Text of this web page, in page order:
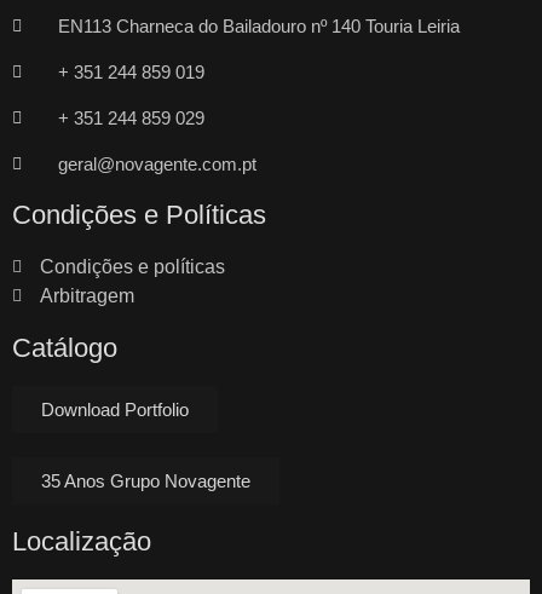
EN113 Charneca do Bailadouro nº 140 Touria Leiria
+ 351 244 859 019
+ 351 244 859 029
geral@novagente.com.pt
Condições e Políticas
Condições e políticas
Arbitragem
Catálogo
Download Portfolio
35 Anos Grupo Novagente
Localização